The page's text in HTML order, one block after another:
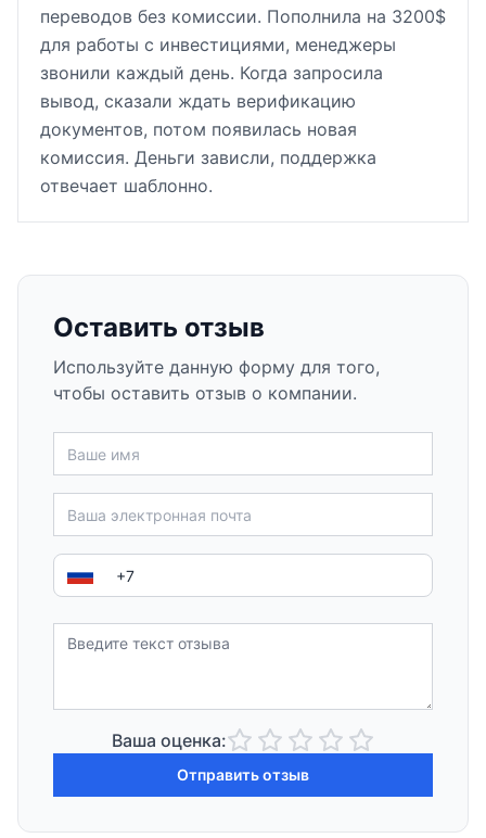
переводов без комиссии. Пополнила на 3200$
для работы с инвестициями, менеджеры
звонили каждый день. Когда запросила
вывод, сказали ждать верификацию
документов, потом появилась новая
комиссия. Деньги зависли, поддержка
отвечает шаблонно.
Оставить отзыв
Используйте данную форму для того,
чтобы оставить отзыв о компании.
Ваша оценка:
Отправить отзыв